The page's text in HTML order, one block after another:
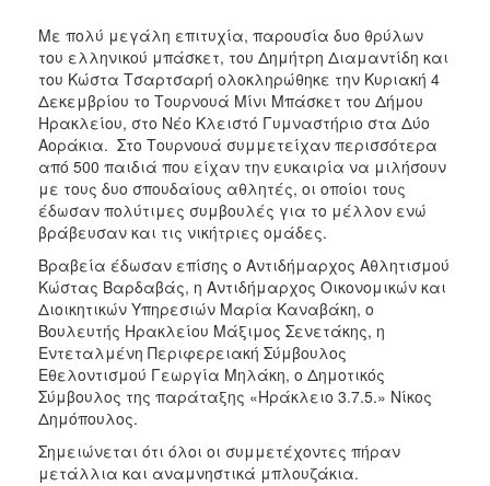
Με πολύ μεγάλη επιτυχία, παρουσία δυο θρύλων
του ελληνικού μπάσκετ, του Δημήτρη Διαμαντίδη και
του Κώστα Τσαρτσαρή ολοκληρώθηκε την Κυριακή 4
Δεκεμβρίου το Τουρνουά Μίνι Μπάσκετ του Δήμου
Ηρακλείου, στο Νέο Κλειστό Γυμναστήριο στα Δύο
Αοράκια. Στο Τουρνουά συμμετείχαν περισσότερα
από 500 παιδιά που είχαν την ευκαιρία να μιλήσουν
με τους δυο σπουδαίους αθλητές, οι οποίοι τους
έδωσαν πολύτιμες συμβουλές για το μέλλον ενώ
βράβευσαν και τις νικήτριες ομάδες.
Βραβεία έδωσαν επίσης ο Αντιδήμαρχος Αθλητισμού
Κώστας Βαρδαβάς, η Αντιδήμαρχος Οικονομικών και
Διοικητικών Υπηρεσιών Μαρία Καναβάκη, ο
Βουλευτής Ηρακλείου Μάξιμος Σενετάκης, η
Εντεταλμένη Περιφερειακή Σύμβουλος
Εθελοντισμού Γεωργία Μηλάκη, ο Δημοτικός
Σύμβουλος της παράταξης «Ηράκλειο 3.7.5.» Νίκος
Δημόπουλος.
Σημειώνεται ότι όλοι οι συμμετέχοντες πήραν
μετάλλια και αναμνηστικά μπλουζάκια.